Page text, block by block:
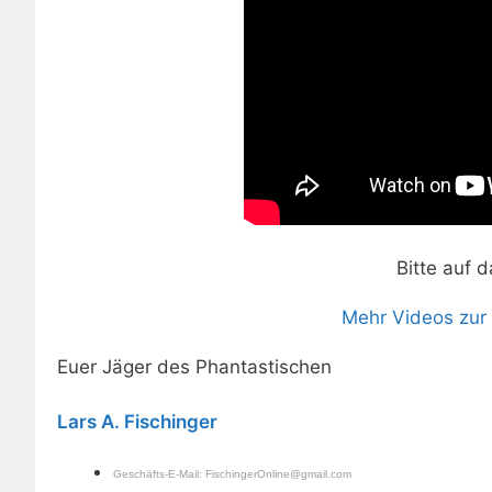
Bitte auf
Mehr Videos
Euer Jäger des Phantastischen
Lars A. Fischinger
Geschäfts-E-Mail: FischingerOnline@gmail.com